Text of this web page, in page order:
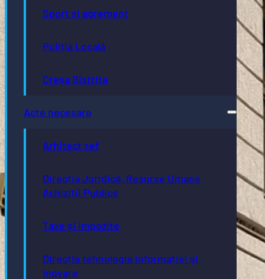
Sport și agrement
Poliția Locală
Creșa Bistrița
Acte necesare
Arhitect șef
Direcția Juridică, Resurse Umane
Achiziții Publice
Taxe și impozite
Direcția tehnologia informației și
inovare